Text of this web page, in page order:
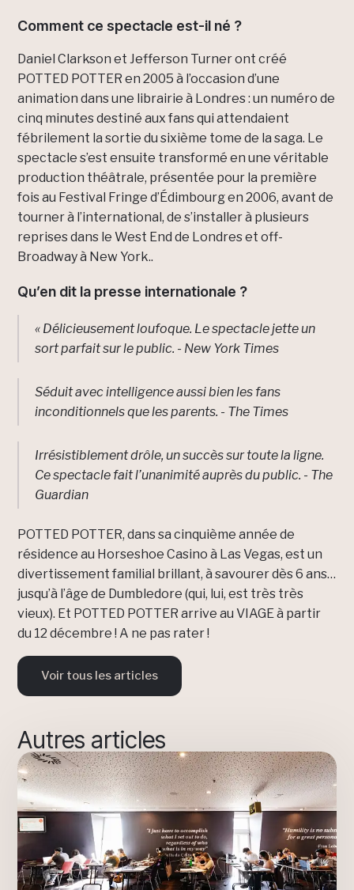
Comment ce spectacle est-il né ?
Daniel Clarkson et Jefferson Turner ont créé
POTTED POTTER en 2005 à l’occasion d’une
animation dans une librairie à Londres : un numéro de
cinq minutes destiné aux fans qui attendaient
fébrilement la sortie du sixième tome de la saga. Le
spectacle s’est ensuite transformé en une véritable
production théâtrale, présentée pour la première
fois au Festival Fringe d’Édimbourg en 2006, avant de
tourner à l’international, de s’installer à plusieurs
reprises dans le West End de Londres et off-
Broadway à New York..
Qu’en dit la presse internationale ?
« Délicieusement loufoque. Le spectacle jette un
sort parfait sur le public. - New York Times
Séduit avec intelligence aussi bien les fans
inconditionnels que les parents. - The Times
Irrésistiblement drôle, un succès sur toute la ligne.
Ce spectacle fait l’unanimité auprès du public. - The
Guardian
POTTED POTTER, dans sa cinquième année de
résidence au Horseshoe Casino à Las Vegas, est un
divertissement familial brillant, à savourer dès 6 ans…
jusqu’à l’âge de Dumbledore (qui, lui, est très très
vieux). Et POTTED POTTER arrive au VIAGE à partir
du 12 décembre ! A ne pas rater !
Voir tous les articles
Autres articles